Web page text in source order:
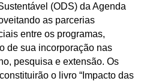
(ODS) da Agenda
as parcerias
entre os programas,
de sua incorporação nas
pesquisa e extensão. Os
o livro “Impacto das